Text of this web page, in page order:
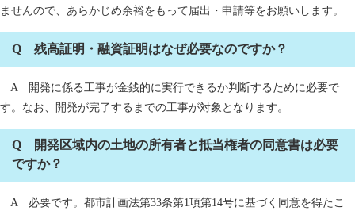
ませんので、あらかじめ余裕をもって届出・申請等をお願いします。
Q 残高証明・融資証明はなぜ必要なのですか？
A 開発に係る工事が金銭的に実行できるか判断するために必要で
す。なお、開発が完了するまでの工事が対象となります。
Q 開発区域内の土地の所有者と抵当権者の同意書は必要
ですか？
A 必要です。都市計画法第33条第1項第14号に基づく同意を得たこ